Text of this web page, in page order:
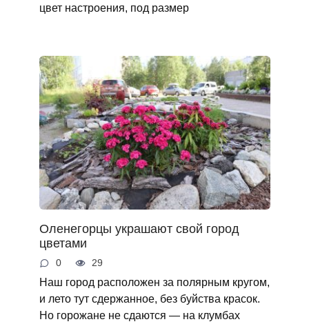
цвет настроения, под размер
Оленегорцы украшают свой город
цветами
0 29
Наш город расположен за полярным кругом,
и лето тут сдержанное, без буйства красок.
Но горожане не сдаются — на клумбах